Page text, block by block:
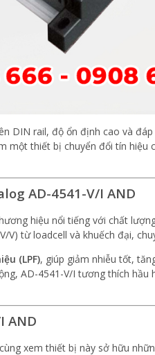
DIN rail, độ ổn định cao và
thiết bị chuyển đổi tín hiệu
AD-4541-V/I AND
hiệu nổi tiếng với chất
từ loadcell và khuếch đại,
(LPF), giúp giảm nhiễu tốt,
AD-4541-V/I tương thích
AND
xem thiết bị này sở hữu